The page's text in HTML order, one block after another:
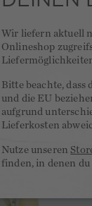
Wir liefern aktuell
Onlineshop
Bitte beachte, dass
und die EU
aufgrund
Lieferkosten
Nutze unseren
finden, in denen